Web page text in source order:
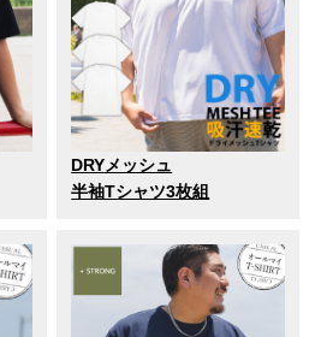
DRYメッシュ
半袖Tシャツ3枚組